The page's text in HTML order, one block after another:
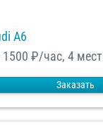
A6
1500 ₽/час, 4 мест
Заказать